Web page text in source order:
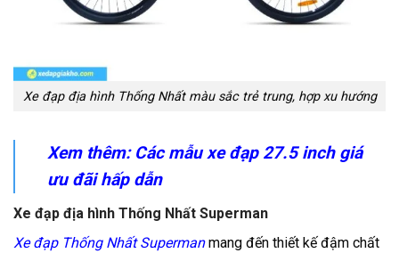
Xe đạp địa hình Thống Nhất màu sắc trẻ trung, hợp xu hướng
Xem thêm: Các mẫuxe đạp 27.5 inchgiá
ưu đãi hấp dẫn
Xe đạp địa hình Thống Nhất Superman
Xe đạp Thống Nhất Supermanmang đến thiết kế đậm chất